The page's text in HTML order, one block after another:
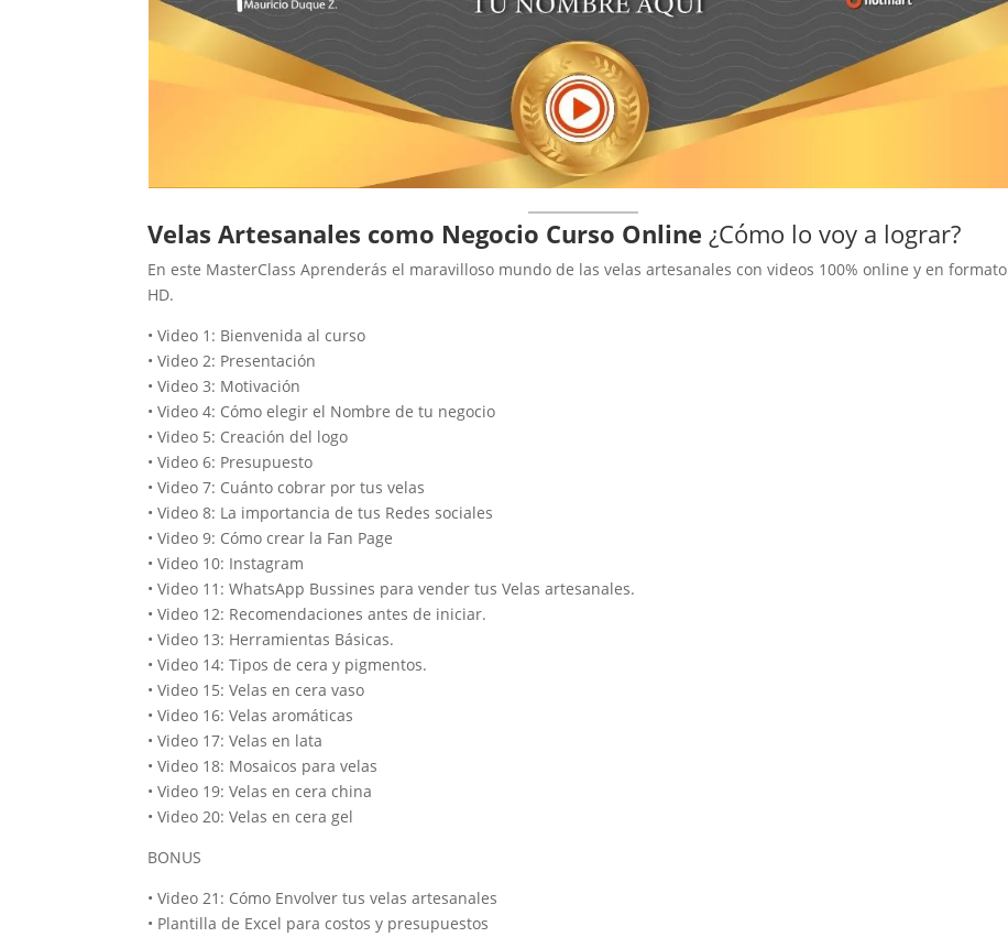
Velas Artesanales como Negocio Curso Online ¿Cómo lo voy a lograr?
En este MasterClass Aprenderás el maravilloso mundo de las velas artesanales con videos 100% online y en formato
HD.
• Video 1: Bienvenida al curso
• Video 2: Presentación
• Video 3: Motivación
• Video 4: Cómo elegir el Nombre de tu negocio
• Video 5: Creación del logo
• Video 6: Presupuesto
• Video 7: Cuánto cobrar por tus velas
• Video 8: La importancia de tus Redes sociales
• Video 9: Cómo crear la Fan Page
• Video 10: Instagram
• Video 11: WhatsApp Bussines para vender tus Velas artesanales.
• Video 12: Recomendaciones antes de iniciar.
• Video 13: Herramientas Básicas.
• Video 14: Tipos de cera y pigmentos.
• Video 15: Velas en cera vaso
• Video 16: Velas aromáticas
• Video 17: Velas en lata
• Video 18: Mosaicos para velas
• Video 19: Velas en cera china
• Video 20: Velas en cera gel
BONUS
• Video 21: Cómo Envolver tus velas artesanales
• Plantilla de Excel para costos y presupuestos